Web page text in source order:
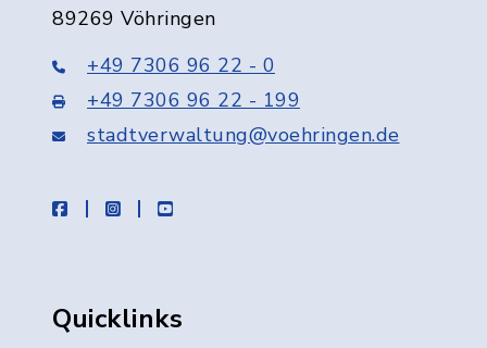
89269 Vöhringen
+49 7306 96 22 - 0
+49 7306 96 22 - 199
stadtverwaltung@voehringen.de
facebookinstagramyoutube
Quicklinks